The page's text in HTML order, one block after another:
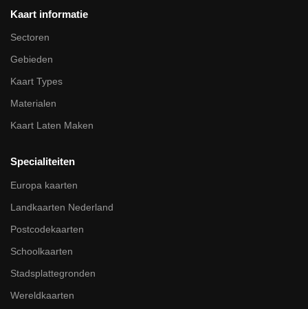
Kaart informatie
Sectoren
Gebieden
Kaart Types
Materialen
Kaart Laten Maken
Specialiteiten
Europa kaarten
Landkaarten Nederland
Postcodekaarten
Schoolkaarten
Stadsplattegronden
Wereldkaarten